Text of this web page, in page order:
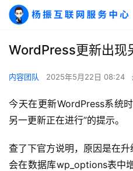
A
I
WordPress更新出现
内容团队 2025年5月22日 08:24
今天在更新WordPress系统
另一更新正在进行”的提示。
查了下官方说明，原因是在
会在数据库wp_options表中